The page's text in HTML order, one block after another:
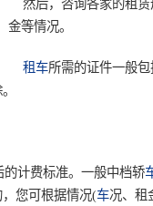
然后，咨询各家的租赁
金等情况。
租车所需的证件一般
计费标准。一般中档轿
您可根据情况(车况、租